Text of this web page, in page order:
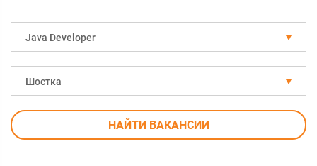
Java Developer
Шостка
НАЙТИ ВАКАНСИИ